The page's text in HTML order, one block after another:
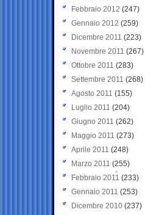
Febbraio 2012 (247)
Gennaio 2012 (259)
Dicembre 2011 (223)
Novembre 2011 (267)
Ottobre 2011 (283)
Settembre 2011 (268)
Agosto 2011 (155)
Luglio 2011 (204)
Giugno 2011 (262)
Maggio 2011 (273)
Aprile 2011 (248)
Marzo 2011 (255)
Febbraio 2011 (233)
Gennaio 2011 (253)
Dicembre 2010 (237)